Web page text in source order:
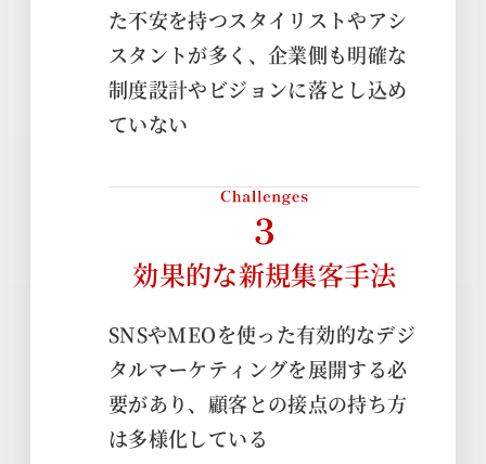
た不安を持つスタイリストやアシ
スタントが多く、企業側も明確な
制度設計やビジョンに落とし込め
ていない
効果的な新規集客手法
SNSやMEOを使った有効的なデジ
タルマーケティングを展開する必
要があり、顧客との接点の持ち方
は多様化している